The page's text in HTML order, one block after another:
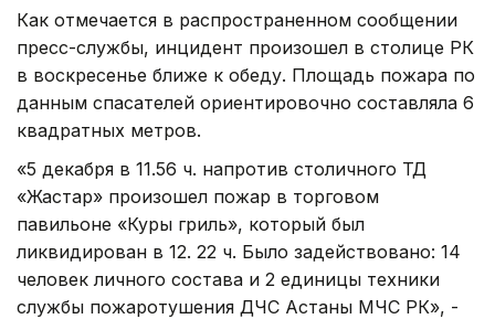
Как отмечается в распространенном сообщении
пресс-службы, инцидент произошел в столице РК
в воскресенье ближе к обеду. Площадь пожара по
данным спасателей ориентировочно составляла 6
квадратных метров.
«5 декабря в 11.56 ч. напротив столичного ТД
«Жастар» произошел пожар в торговом
павильоне «Куры гриль», который был
ликвидирован в 12. 22 ч. Было задействовано: 14
человек личного состава и 2 единицы техники
службы пожаротушения ДЧС Астаны МЧС РК», -